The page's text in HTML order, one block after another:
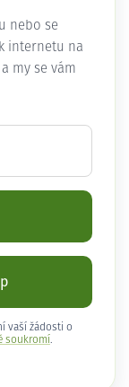
nebo se
internetu na
my se vám
vaší žádosti o
soukromí .